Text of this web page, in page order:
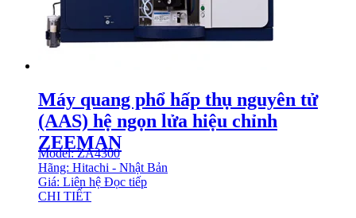
Máy quang phổ hấp thụ nguyên tử
(AAS) hệ ngọn lửa hiệu chỉnh
ZEEMAN
Model: ZA4300
Hãng: Hitachi - Nhật Bản
Giá: Liên hệ Đọc tiếp
CHI TIẾT